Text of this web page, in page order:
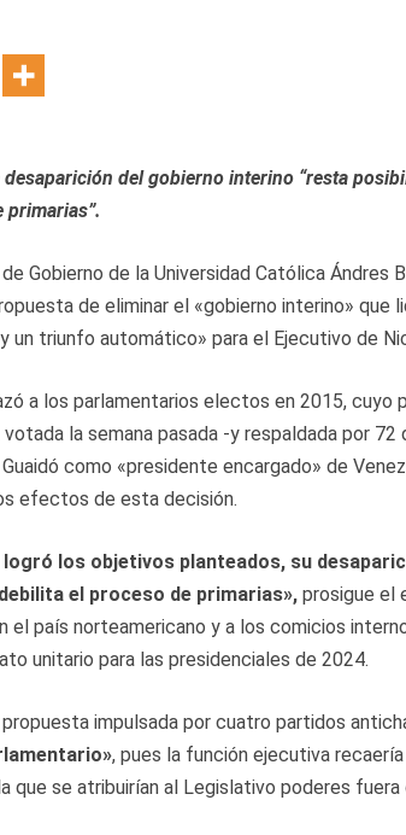
del gobierno interino “resta
primarias”.
Gobierno de la Universidad Católica Ándres
de eliminar el «gobierno interino» que
un triunfo automático» para el Ejecutivo de
a los parlamentarios electos en 2015, cuyo
la semana pasada -y respaldada por
como «presidente encargado» de
efectos de esta decisión.
los objetivos planteados, su
el proceso de primarias», prosigue el
el país norteamericano y a los comicios
unitario para las presidenciales de 2024.
impulsada por cuatro partidos
, pues la función ejecutiva
que se atribuirían al Legislativo poderes